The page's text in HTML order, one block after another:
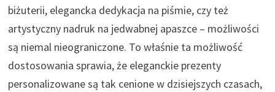
biżuterii, elegancka dedykacja na piśmie, czy też
artystyczny nadruk na jedwabnej apaszce – możliwości
są niemal nieograniczone. To właśnie ta możliwość
dostosowania sprawia, że eleganckie prezenty
personalizowane są tak cenione w dzisiejszych czasach,